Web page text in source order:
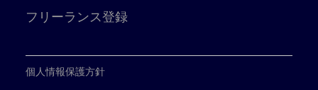
フリーランス登録
個人情報保護方針